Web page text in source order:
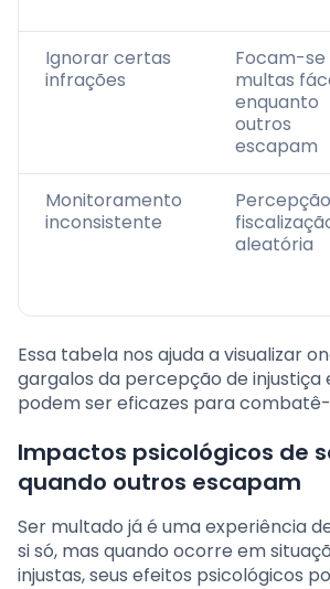
Ignorar certas
infrações
Focam-se
multas
enquanto
outros
escapam
Monitoramento
inconsistente
aleatória
Essa tabela nos ajuda a visualizar
gargalos da percepção de injustiça
podem ser eficazes para
Impactos psicológicos de
quando outros escapam
Ser multado já é uma experiência
si só, mas quando ocorre em
injustas, seus efeitos psicológicos